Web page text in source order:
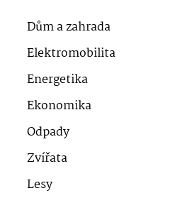
Dům a zahrada
Elektromobilita
Energetika
Ekonomika
Odpady
Zvířata
Lesy